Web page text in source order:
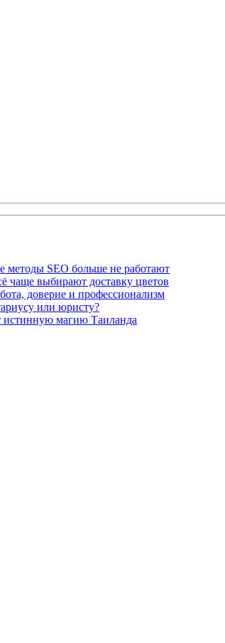
методы SEO больше не работают
чаще выбирают доставку цветов
доверие и профессионализм
или юристу?
истинную магию Таиланда